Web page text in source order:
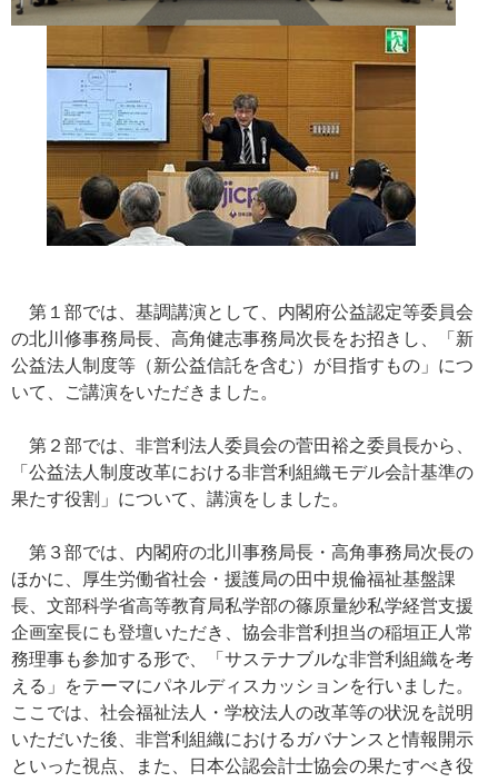
第１部では、基調講演として、内閣府公益認定等委員会
の北川修事務局長、高角健志事務局次長をお招きし、「新
公益法人制度等（新公益信託を含む）が目指すもの」につ
いて、ご講演をいただきました。
第２部では、非営利法人委員会の菅田裕之委員長から、
「公益法人制度改革における非営利組織モデル会計基準の
果たす役割」について、講演をしました。
第３部では、内閣府の北川事務局長・高角事務局次長の
ほかに、厚生労働省社会・援護局の田中規倫福祉基盤課
長、文部科学省高等教育局私学部の篠原量紗私学経営支援
企画室長にも登壇いただき、協会非営利担当の稲垣正人常
務理事も参加する形で、「サステナブルな非営利組織を考
える」をテーマにパネルディスカッションを行いました。
ここでは、社会福祉法人・学校法人の改革等の状況を説明
いただいた後、非営利組織におけるガバナンスと情報開示
といった視点、また、日本公認会計士協会の果たすべき役